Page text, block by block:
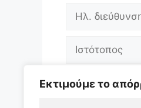
Εκτιμούμε το
διεύθυνση
Αποθήκευσε
επόμενη